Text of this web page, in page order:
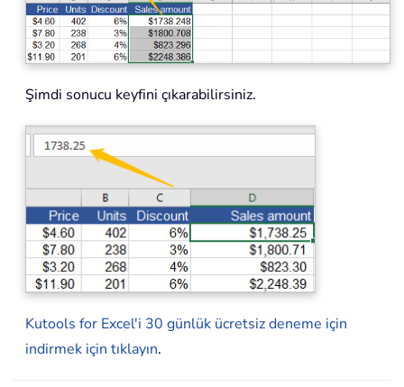
Şimdi sonucu keyfini çıkarabilirsiniz.
Kutools for Excel'i 30 günlük ücretsiz deneme için
indirmek için tıklayın.